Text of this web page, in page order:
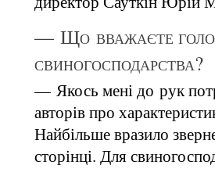
— Що вважаєте
свиногосподарства?
— Якось мені до рук
авторів про
Найбільше вразило
сторінці. Для